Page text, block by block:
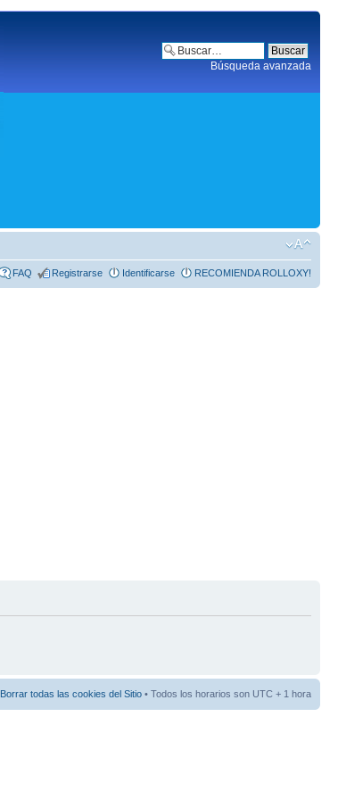
Búsqueda avanzada
FAQ Registrarse Identificarse RECOMIENDA ROLLOXY!
Borrar todas las cookies del Sitio • Todos los horarios son UTC + 1 hora